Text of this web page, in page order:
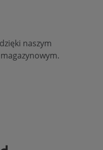
naszym